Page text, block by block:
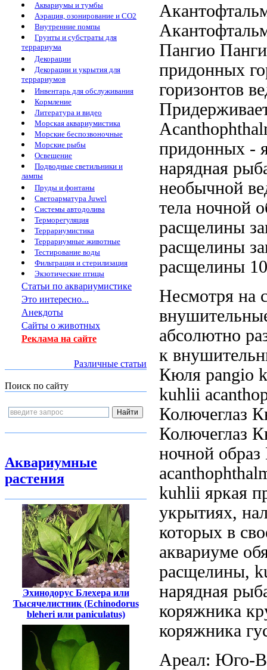
Аквариумы и тумбы
Аэрация, озонирование и CO2
Внутренние помпы
Грунты и субстраты для
террариума
Декорации
Декорации и укрытия для
террариумов
Инвентарь для обслуживания
Кормление
Литература и видео
Морская аквариумистика
Морские беспозвоночные
Морские рыбы
Освещение
Подводные светильники и
лампы
Пруды и фонтаны
Светоарматура Juwel
Системы автодолива
Терморегуляция
Террариумистика
Террариумные животные
Тестирование воды
Фильтрация и стерилизация
Экзотические птицы
Статьи по аквариумистике
Это интересно...
Анекдоты
Сайты о животных
Реклама на сайте
Различные статьи
Поиск по сайту
Аквариумные
растения
Эхинодорус Блехера или
Тысячелистник (Echinodorus
bleheri или paniculatus)
Пангио
придонных
горизонтов
придонных -
нарядная
необычной
тела ночной
расщелины
расщелины
расщелины
Несмотря на
абсолютно
к
Кюля pangio
kuhlii
Колючеглаз
Колючеглаз
ночной образ
kuhlii яркая
укрытиях,
которых в
аквариуме
расщелины,
нарядная
коряжника
коряжника
Ареал: Юго-